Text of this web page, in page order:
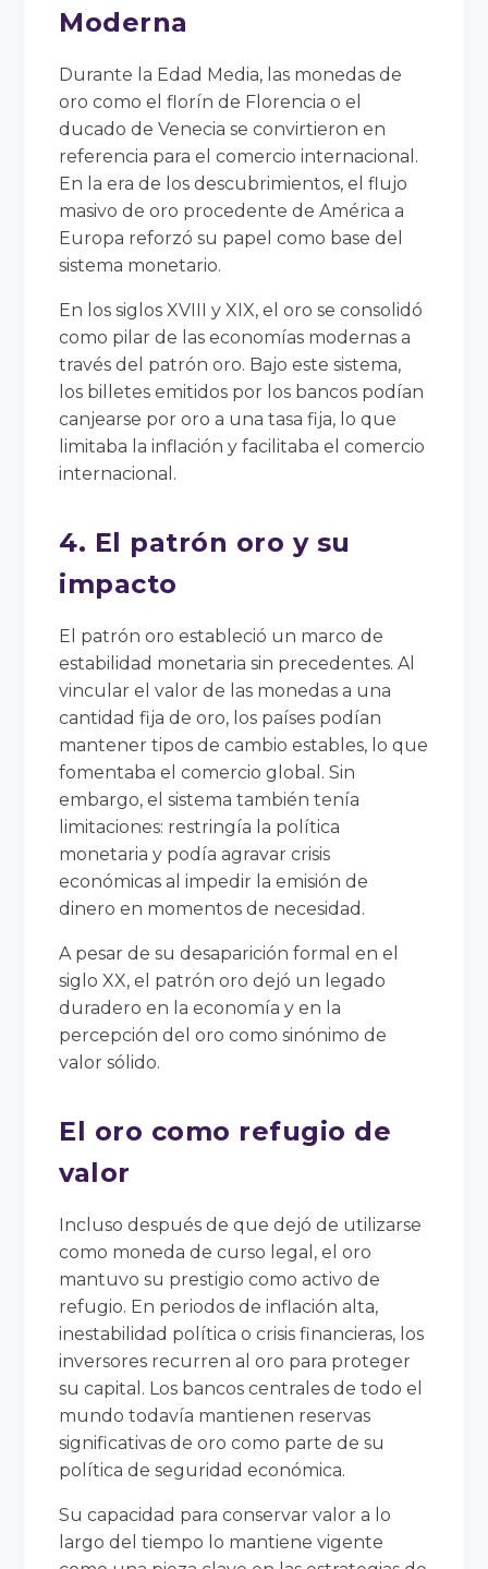
Moderna
Durante la Edad Media, las monedas de
oro como el florín de Florencia o el
ducado de Venecia se convirtieron en
referencia para el comercio internacional.
En la era de los descubrimientos, el flujo
masivo de oro procedente de América a
Europa reforzó su papel como base del
sistema monetario.
En los siglos XVIII y XIX, el oro se consolidó
como pilar de las economías modernas a
través del patrón oro. Bajo este sistema,
los billetes emitidos por los bancos podían
canjearse por oro a una tasa fija, lo que
limitaba la inflación y facilitaba el comercio
internacional.
4. El patrón oro y su
impacto
El patrón oro estableció un marco de
estabilidad monetaria sin precedentes. Al
vincular el valor de las monedas a una
cantidad fija de oro, los países podían
mantener tipos de cambio estables, lo que
fomentaba el comercio global. Sin
embargo, el sistema también tenía
limitaciones: restringía la política
monetaria y podía agravar crisis
económicas al impedir la emisión de
dinero en momentos de necesidad.
A pesar de su desaparición formal en el
siglo XX, el patrón oro dejó un legado
duradero en la economía y en la
percepción del oro como sinónimo de
valor sólido.
El oro como refugio de
valor
Incluso después de que dejó de utilizarse
como moneda de curso legal, el oro
mantuvo su prestigio como activo de
refugio. En periodos de inflación alta,
inestabilidad política o crisis financieras, los
inversores recurren al oro para proteger
su capital. Los bancos centrales de todo el
mundo todavía mantienen reservas
significativas de oro como parte de su
política de seguridad económica.
Su capacidad para conservar valor a lo
largo del tiempo lo mantiene vigente